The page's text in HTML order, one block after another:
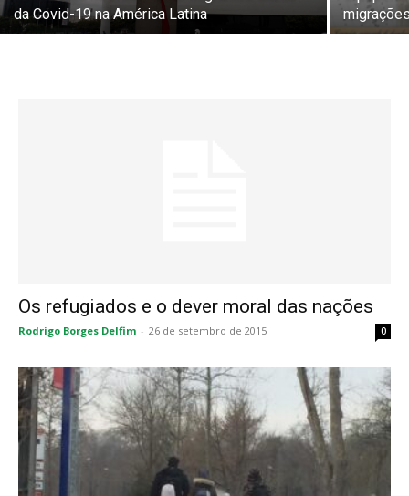
da Covid-19 na América Latina
Os refugiados e o dever moral das nações
Rodrigo Borges Delfim - 26 de setembro de 2015 0